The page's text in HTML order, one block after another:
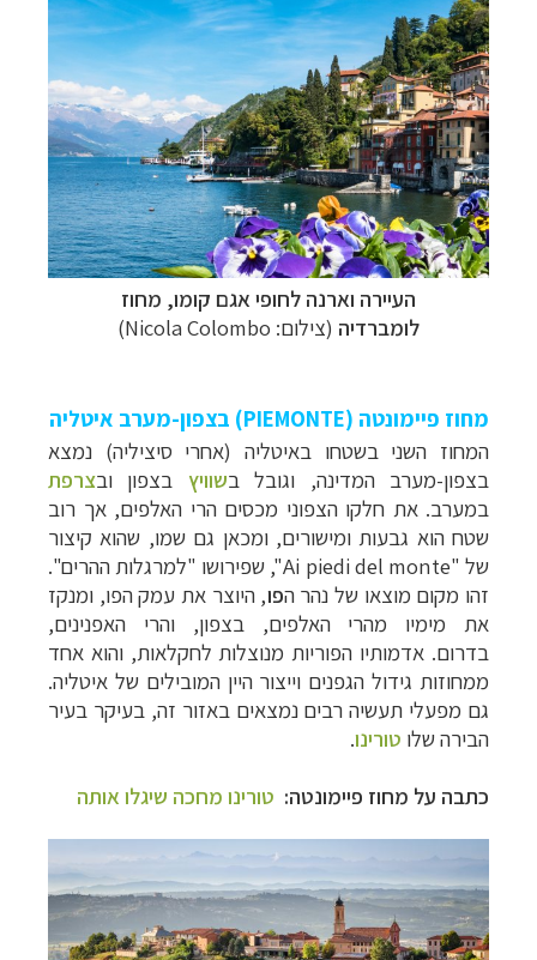
העיירה וארנה לחופי אגם קומו, מחוז
לומברדיה (צילום: Nicola Colombo
)
מחוז פיימונטה (PIEMONTE) בצפון-מערב איטליה
המחוז השני בשטחו באיטליה (אחרי סיציליה) נמצא
בצפון-מערב המדינה, וגובל בשוויץ בצפון ובצרפת
במערב. את חלקו הצפוני מכסים הרי האלפים, אך רוב
שטח הוא גבעות ומישורים, ומכאן גם שמו, שהוא קיצור
של "Ai piedi del monte", שפירושו "למרגלות ההרים".
זהו מקום מוצאו של נהר הפו, היוצר את עמק הפו, ומנקז
את מימיו מהרי האלפים, בצפון, והרי האפנינים,
בדרום. אדמותיו הפוריות מנוצלות לחקלאות, והוא אחד
ממחוזות גידול הגפנים וייצור היין המובילים של איטליה.
גם מפעלי תעשיה רבים נמצאים באזור זה, בעיקר בעיר
הבירה שלו טורינו.
כתבה על מחוז פיימונטה: טורינו מחכה שיגלו אותה